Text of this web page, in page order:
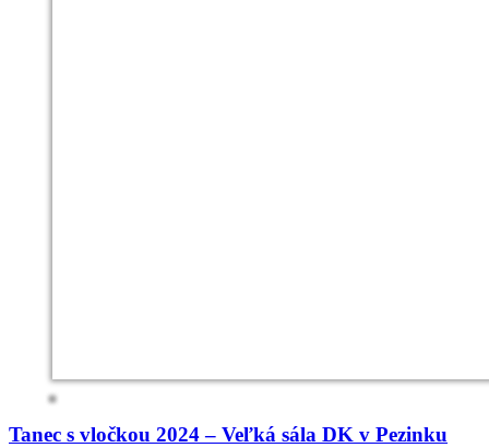
Tanec s vločkou 2024 – Veľká sála DK v Pezinku